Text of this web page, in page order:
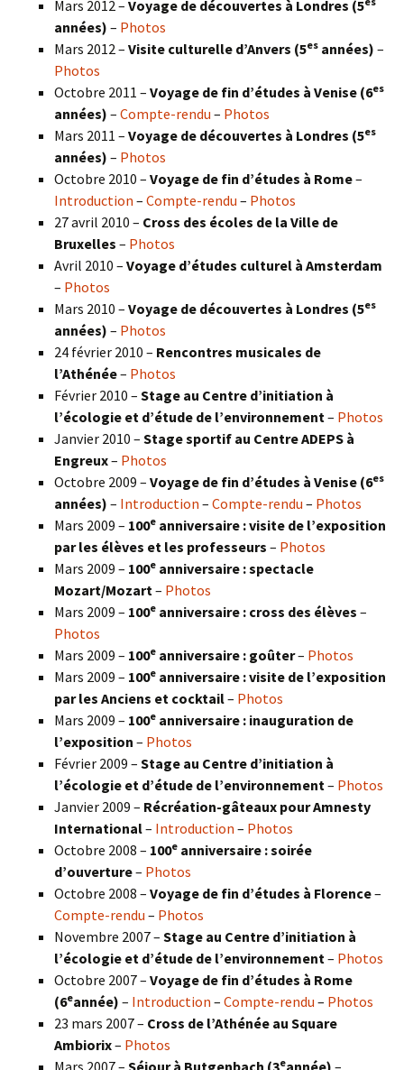
Mars 2012 – Voyage de découvertes à Londres (5
années) – Photos
Mars 2012 – Visite culturelle d’Anvers (5es années) –
Photos
Octobre 2011 – Voyage de fin d’études à Venise (6es
années) – Compte-rendu – Photos
Mars 2011 – Voyage de découvertes à Londres (5es
années) – Photos
Octobre 2010 – Voyage de fin d’études à Rome–
Introduction – Compte-rendu – Photos
27 avril 2010 – Cross des écoles de la Ville de
Bruxelles – Photos
Avril 2010 – Voyage d’études culturel à Amsterdam
– Photos
Mars 2010 – Voyage de découvertes à Londres (5es
années) – Photos
24 février 2010 – Rencontres musicales de
l’Athénée– Photos
Février 2010 – Stage au Centre d’initiation à
l’écologie et d’étude de l’environnement – Photos
Janvier 2010 – Stage sportif au Centre ADEPS à
Engreux– Photos
Octobre 2009 – Voyage de fin d’études à Venise (6es
années) – Introduction – Compte-rendu – Photos
Mars 2009 – 100e anniversaire : visite de l’exposition
par les élèves et les professeurs – Photos
Mars 2009 – 100e anniversaire : spectacle
Mozart/Mozart – Photos
Mars 2009 – 100e anniversaire : cross des élèves –
Photos
Mars 2009 – 100e anniversaire : goûter– Photos
Mars 2009 – 100e anniversaire : visite de l’exposition
par les Anciens et cocktail– Photos
Mars 2009 – 100e anniversaire : inauguration de
l’exposition – Photos
Février 2009 – Stage au Centre d’initiation à
l’écologie et d’étude de l’environnement – Photos
Janvier 2009 – Récréation-gâteaux pour Amnesty
International– Introduction – Photos
Octobre 2008 – 100e anniversaire : soirée
d’ouverture– Photos
Octobre 2008 – Voyage de fin d’études à Florence–
Compte-rendu – Photos
Novembre 2007 – Stage au Centre d’initiation à
l’écologie et d’étude de l’environnement – Photos
Octobre 2007 – Voyage de fin d’études à Rome
(6eannée) – Introduction – Compte-rendu – Photos
23 mars 2007 – Cross de l’Athénée au Square
Ambiorix– Photos
Mars 2007 – Séjour à Butgenbach (3eannée) –